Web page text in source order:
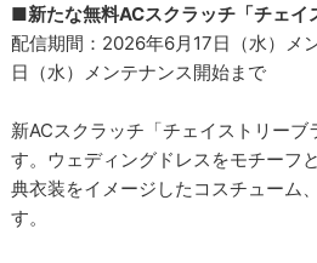
■新たな無料ACスクラッチ「チェイ
配信期間：2026年6月17日（水）メ
日（水）メンテナンス開始まで
新ACスクラッチ「チェイストリーブ
す。ウェディングドレスをモチーフ
典衣装をイメージしたコスチューム
す。